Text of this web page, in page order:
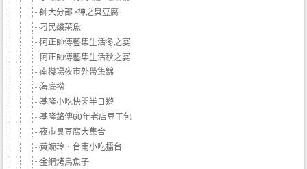
師大分部 •神之臭豆腐
刁民酸菜魚
阿正師傅藝集生活冬之宴
阿正師傅藝集生活秋之宴
南機場夜市外帶集錦
海底撈
基隆小吃快閃半日遊
基隆銘傳60年老店豆干包
夜市臭豆腐大集合
黃婉玲．台南小吃擂台
金網烤烏魚子